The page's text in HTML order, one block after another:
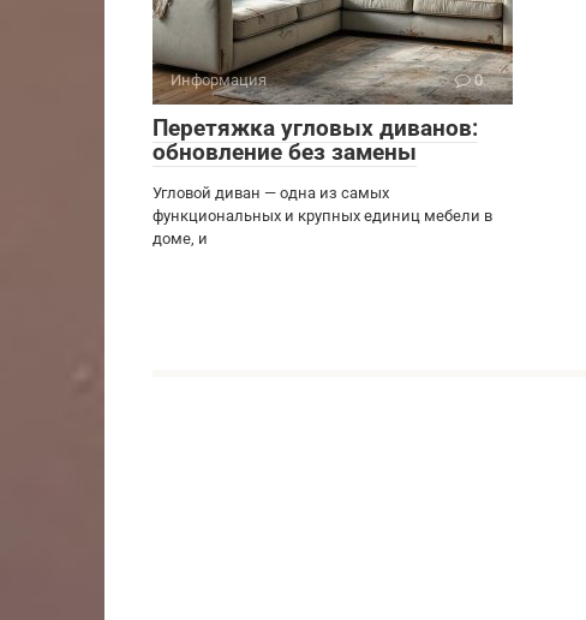
Информация 0
Перетяжка угловых диванов:
обновление без замены
Угловой диван — одна из самых
функциональных и крупных единиц мебели в
доме, и